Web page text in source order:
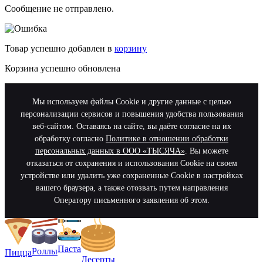
Сообщение не отправлено.
Товар успешно добавлен в корзину
Корзина успешно обновлена
Мы используем файлы Cookie и другие данные с целью
персонализации сервисов и повышения удобства пользования
веб-сайтом. Оставаясь на сайте, вы даёте согласие на их
обработку согласно Политике в отношении обработки
персональных данных в ООО «ТЫСЯЧА». Вы можете
отказаться от сохранения и использования Cookie на своем
устройстве или удалить уже сохраненные Cookie в настройках
вашего браузера, а также отозвать путем направления
Оператору письменного заявления об этом.
ПиццаРоллыПаста
Десерты